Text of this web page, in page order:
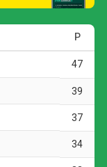
do primeiro
da área,
frente a frente
finalizou para
mas não
em gols. A
nas transições